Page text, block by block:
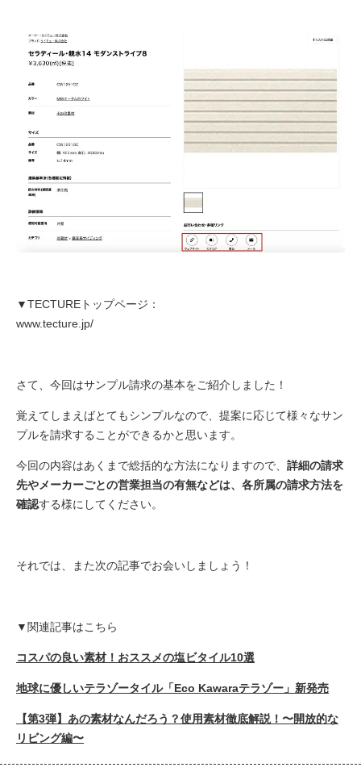
▼TECTUREトップページ：
www.tecture.jp/
さて、今回はサンプル請求の基本をご紹介しました！
覚えてしまえばとてもシンプルなので、提案に応じて様々なサン
プルを請求することができるかと思います。
今回の内容はあくまで総括的な方法になりますので、 詳細の請求
先やメーカーごとの営業担当の有無などは、各所属の請求方法を
確認する様にしてください。
それでは、また次の記事でお会いしましょう！
▼関連記事はこちら
コスパの良い素材！おススメの塩ビタイル10選
地球に優しいテラゾータイル「Eco Kawaraテラゾー」新発売
【第3弾】あの素材なんだろう？使用素材徹底解説！〜開放的な
リビング編〜